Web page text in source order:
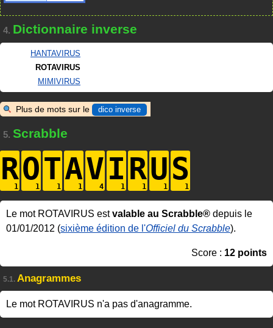
4. Dictionnaire inverse
HANTAVIRUS
ROTAVIRUS
MIMIVIRUS
Plus de mots sur le dico inverse
5. Scrabble
ROTAVI RUS
Le mot ROTAVIRUS estvalable au Scrabble® depuis le
01/01/2012 (sixième édition de l'Officiel du Scrabble).
Score : 12 points
5.1. Anagrammes
Le mot ROTAVIRUS n'a pas d'anagramme.